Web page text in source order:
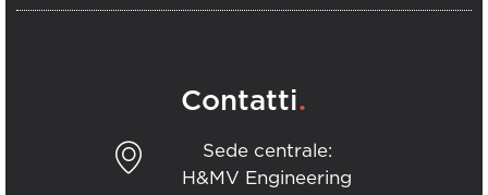
Contatti.
Sede centrale:
H&MV Engineering